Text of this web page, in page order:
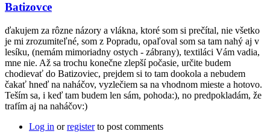
Batizovce
ďakujem za rôzne názory a vlákna, ktoré som si prečítal, nie všetko
je mi zrozumiteľné, som z Popradu, opaľoval som sa tam nahý aj v
lesíku, (nemám mimoriadny ostych - zábrany), textiláci Vám vadia,
mne nie. Až sa trochu konečne zlepší počasie, určite budem
chodievať do Batizoviec, prejdem si to tam dookola a nebudem
čakať hneď na naháčov, vyzlečiem sa na vhodnom mieste a hotovo.
Teším sa, i keď tam budem len sám, pohoda:), no predpokladám, že
trafím aj na naháčov:)
Log in orregisterto post comments